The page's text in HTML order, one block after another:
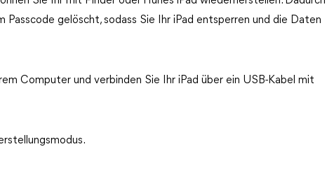
gelöscht, sodass Sie Ihr iPad entsperren und die Daten
Computer und verbinden Sie Ihr iPad über ein USB-Kabel mit